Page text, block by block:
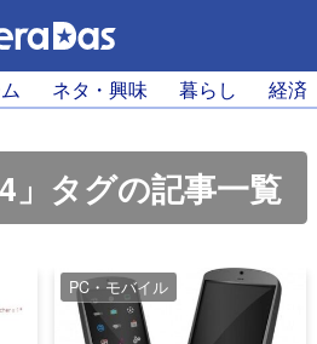
ネタ・興味 暮らし 経済
」タグの記事一覧
PC・モバイル